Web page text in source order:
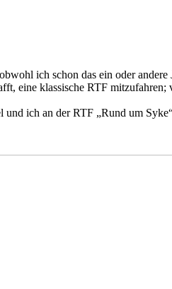
ich schon das ein oder
eine klassische RTF
ich an der RTF „Rund um